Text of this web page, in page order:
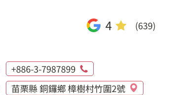
4 (639)
+886-3-7987899
苗栗縣 銅鑼鄉 樟樹村竹圍2號